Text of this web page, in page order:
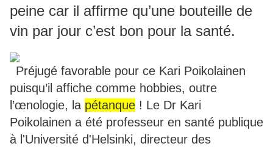
peine car il affirme qu’une bouteille de
vin par jour c’est bon pour la santé.
Préjugé favorable pour ce Kari Poikolainen
puisqu’il affiche comme hobbies, outre
l’œnologie, la pétanque ! Le Dr Kari
Poikolainen a été professeur en santé publique
à l'Université d'Helsinki, directeur des